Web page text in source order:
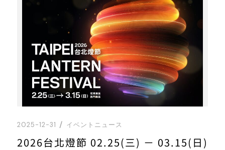
2025-12-31 イベントニュース
2026台北燈節 02.25(三) － 03.15(日)